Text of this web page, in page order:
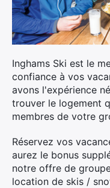
Inghams Ski est le
confiance à vos
avons l'expérience
trouver le logement
membres de votre
Réservez vos
aurez le bonus
notre offre de
location de skis /
Rechercher